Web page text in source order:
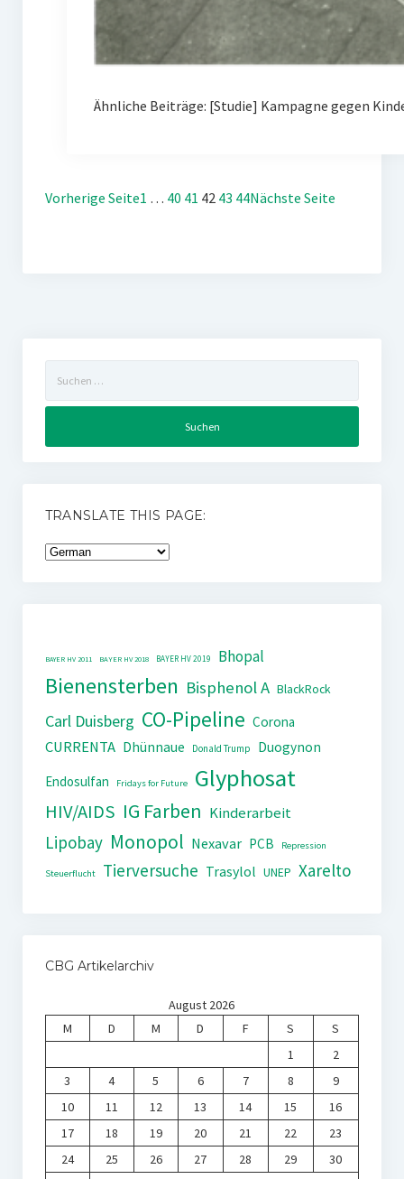
Ähnliche Beiträge: [Studie] Kampagne gegen
Vorherige Seite1 … 40 41 42 43 44Nächste Seite
nach:
TRANSLATE THIS PAGE:
BAYER HV 2011 BAYER HV 2018 BAYER HV 2019 Bhopal
Bienensterben Bisphenol A BlackRock
Carl Duisberg CO-Pipeline Corona
CURRENTA Dhünnaue Donald Trump
Duogynon
Endosulfan
Fridays for Future Glyphosat
HIV/AIDS IG Farben Kinderarbeit
Lipobay Monopol Nexavar PCB Repression
Steuerflucht Tierversuche Trasylol UNEP Xarelto
CBG Artikelarchiv
August 2026
M
D M D F S
S
1
2
3
4 5 6 7 8
9
10
11 12 13 14 15
16
17
18 19 20 21 22
23
24
25 26 27 28 29
30